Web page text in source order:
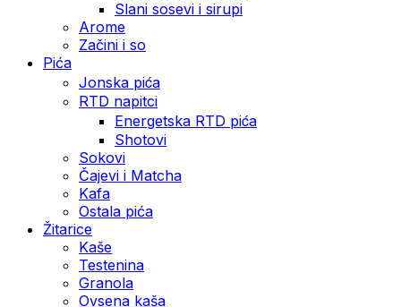
Slani sosevi i sirupi
Arome
Začini i so
Pića
Jonska pića
RTD napitci
Energetska RTD pića
Shotovi
Sokovi
Čajevi i Matcha
Kafa
Ostala pića
Žitarice
Kaše
Testenina
Granola
Ovsena kaša